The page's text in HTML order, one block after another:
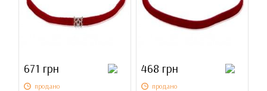
671 грн
продано
468 грн
продано